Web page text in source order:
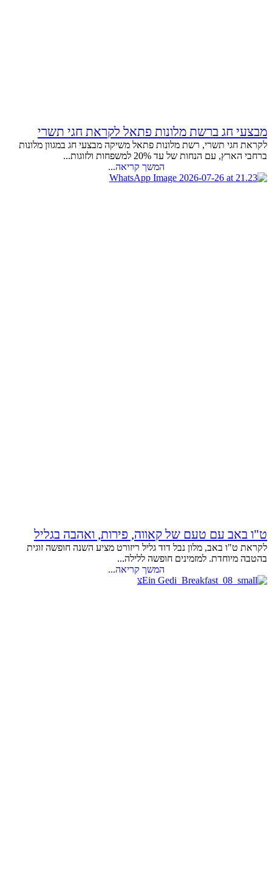
מבצעי חג ברשת מלונות פתאל לקראת חגי תשרי
לקראת חגי תשרי, רשת מלונות פתאל משיקה מבצעי חג במגוון מלונות
ברחבי הארץ, עם הנחות של עד 20% למשפחות ולזוגות...
המשך קריאה...
ט"ו באב עם טעם של קאווה, פירות, ואהבה בגליל
לקראת ט"ו באב, מלון נבל דוד גליל ריזורט מציע השנה חופשה זוגית
בהטבה מיוחדת. למזמינים חופשה ללילה...
המשך קריאה...